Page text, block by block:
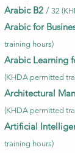
Arabic B2 / 32
Arabic for
training hours)
Arabic Learning
(KHDA permitted
Architectural
(KHDA permitted
Artificial
training hours)